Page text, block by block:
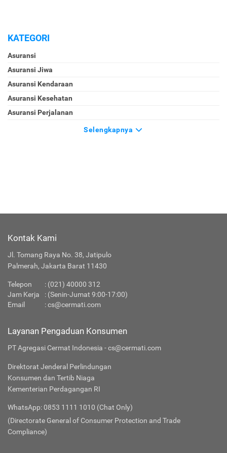
KATEGORI
Asuransi
Asuransi Jiwa
Asuransi Kendaraan
Asuransi Kesehatan
Asuransi Perjalanan
Selengkapnya
Kontak Kami
Jl. Tomang Raya No. 38, Jatipulo
Palmerah, Jakarta Barat 11430
Telepon : (021) 40000 312
Jam Kerja
: (Senin-Jumat 9:00-17:00)
Email
:cs@cermati.com
Layanan Pengaduan Konsumen
PT Agregasi Cermat Indonesia - cs@cermati.com
Direktorat Jenderal Perlindungan
Konsumen dan Tertib Niaga
Kementerian Perdagangan RI
WhatsApp: 0853 1111 1010 (Chat Only)
(Directorate General of Consumer Protection and Trade
Compliance)